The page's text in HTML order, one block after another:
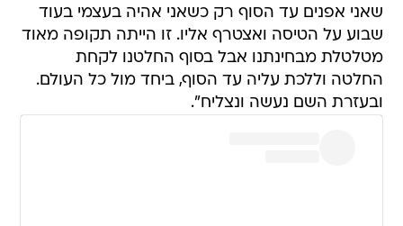
שאני אפנים עד הסוף רק כשאני אהיה בעצמי בעוד
שבוע על הטיסה ואצטרף אליו. זו הייתה תקופה מאוד
מטלטלת מבחינתנו אבל בסוף החלטנו לקחת
החלטה וללכת עליה עד הסוף, ביחד מול כל העולם.
ובעזרת השם נעשה ונצליח".